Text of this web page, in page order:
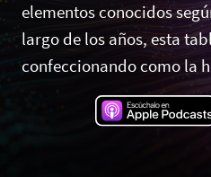
elementos conocidos
largo de los años, esta
confeccionando como la